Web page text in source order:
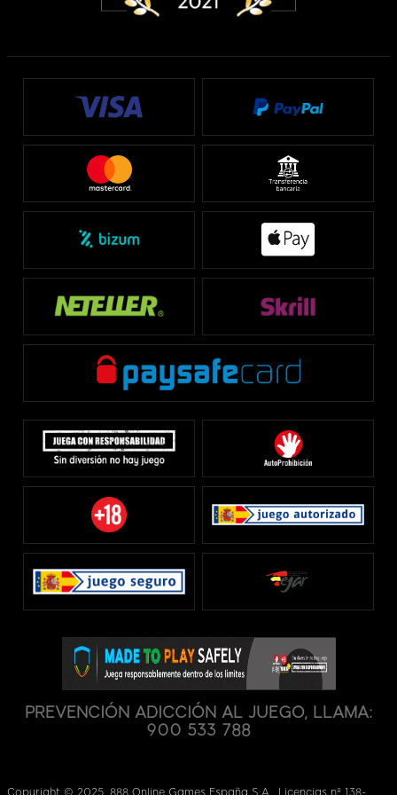
PREVENCIÓN ADICCIÓN AL JUEGO, LLAMA:
900 533 788
Copyright © 2025. 888 Online Games España S.A., Licencias nº 138-